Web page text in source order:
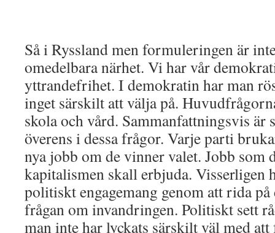
Så i Ryssland men formuleringen är
omedelbara närhet. Vi har vår
yttrandefrihet. I demokratin har man
inget särskilt att välja på.
skola och vård. Sammanfattningsvis är
överens i dessa frågor. Varje parti
nya jobb om de vinner valet. Jobb som
kapitalismen skall erbjuda. Visserligen
politiskt engagemang genom att rida på
frågan om invandringen. Politiskt sett
man inte har lyckats särskilt väl med